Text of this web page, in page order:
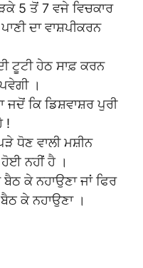
5 ਤੋਂ 7 ਵਜੇ ਵਿਚਕਾਰ
ਦਾ ਵਾਸ਼ਪੀਕਰਨ
ਟੂਟੀ ਹੇਠ ਸਾਫ਼ ਕਰਨ
।
ਜਦੋਂ ਕਿ ਡਿਸ਼ਵਾਸ਼ਰ ਪੁਰੀ
!
ਧੋਣ ਵਾਲੀ ਮਸ਼ੀਨ
ਨਹੀਂ ਹੈ ।
ਬੈਠ ਕੇ ਨਹਾਉਣਾ ਜਾਂ ਫਿਰ
ਕੇ ਨਹਾਉਣਾ ।